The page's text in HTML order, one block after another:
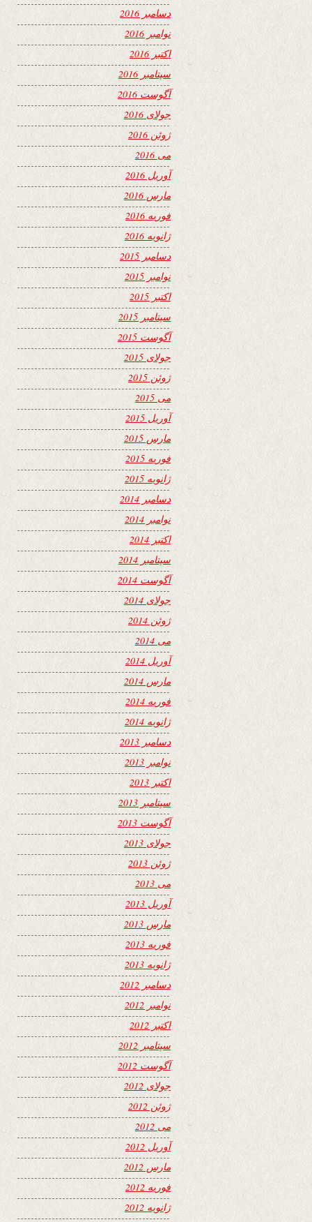
دسامبر 2016
نوامبر 2016
اکتبر 2016
سپتامبر 2016
آگوست 2016
جولای 2016
ژوئن 2016
می 2016
آوریل 2016
مارس 2016
فوریه 2016
ژانویه 2016
دسامبر 2015
نوامبر 2015
اکتبر 2015
سپتامبر 2015
آگوست 2015
جولای 2015
ژوئن 2015
می 2015
آوریل 2015
مارس 2015
فوریه 2015
ژانویه 2015
دسامبر 2014
نوامبر 2014
اکتبر 2014
سپتامبر 2014
آگوست 2014
جولای 2014
ژوئن 2014
می 2014
آوریل 2014
مارس 2014
فوریه 2014
ژانویه 2014
دسامبر 2013
نوامبر 2013
اکتبر 2013
سپتامبر 2013
آگوست 2013
جولای 2013
ژوئن 2013
می 2013
آوریل 2013
مارس 2013
فوریه 2013
ژانویه 2013
دسامبر 2012
نوامبر 2012
اکتبر 2012
سپتامبر 2012
آگوست 2012
جولای 2012
ژوئن 2012
می 2012
آوریل 2012
مارس 2012
فوریه 2012
ژانویه 2012